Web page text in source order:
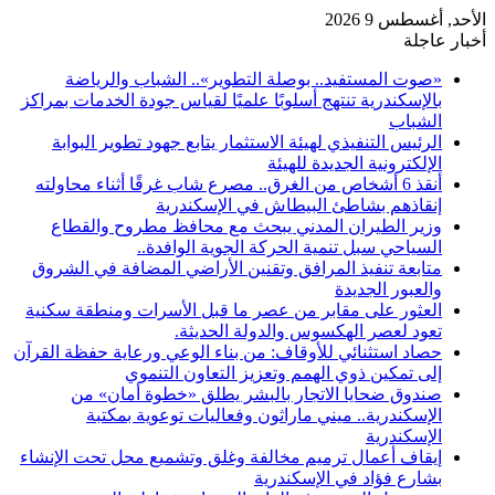
أغسطس 9 2026
عاجلة
«صوت المستفيد.. بوصلة التطوير».. الشباب والرياضة
بالإسكندرية تنتهج أسلوبًا علميًا لقياس جودة الخدمات بمراكز
الشباب
الرئيس التنفيذي لهيئة الاستثمار يتابع جهود تطوير البوابة
الإلكترونية الجديدة للهيئة
أنقذ 6 أشخاص من الغرق.. مصرع شاب غرقًا أثناء محاولته
إنقاذهم بشاطئ البيطاش في الإسكندرية
وزير الطيران المدني يبحث مع محافظ مطروح والقطاع
السياحي سبل تنمية الحركة الجوية الوافدة..
متابعة تنفيذ المرافق وتقنين الأراضي المضافة في الشروق
والعبور الجديدة
العثور على مقابر من عصر ما قبل الأسرات ومنطقة سكنية
تعود لعصر الهكسوس والدولة الحديثة.
حصاد استثنائي للأوقاف: من بناء الوعي ورعاية حفظة القرآن
إلى تمكين ذوي الهمم وتعزيز التعاون التنموي
صندوق ضحايا الاتجار بالبشر يطلق «خطوة أمان» من
الإسكندرية.. ميني ماراثون وفعاليات توعوية بمكتبة
الإسكندرية
إيقاف أعمال ترميم مخالفة وغلق وتشميع محل تحت الإنشاء
بشارع فؤاد في الإسكندرية